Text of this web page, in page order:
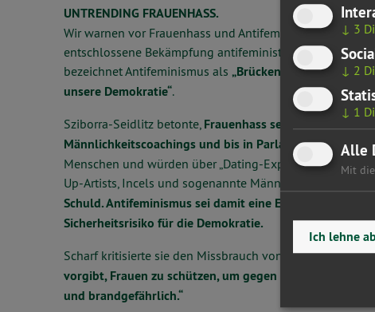
UNTRENDING FRAUENHASS.
Wir warnen vor Frauenhass und Antifeminismus und
entschlossene Bekämpfung antifeministischer
bezeichnet Antifeminismus als „Brückenideologie in
unsere Demokratie“.
Sziborra-Seidlitz betonte, Frauenhass sei Alltag, im
Männlichkeitscoachings und bis in Parlamente.
Menschen und würden über „Dating-Experten“,
Up-Artists, Incels und sogenannte
Schuld. Antifeminismus sei damit eine Einstiegsdroge
Sicherheitsrisiko für die Demokratie.
Scharf kritisierte sie den Missbrauch von
vorgibt, Frauen zu schützen, um gegen Migranten oder
und brandgefährlich.“
↓ 3
↓ 2
↓ 1
Alle
Mit
Ich lehne ab